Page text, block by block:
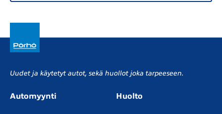
Uudet ja käytetyt autot, sekä huollot joka tarpeeseen.
Automyynti Huolto